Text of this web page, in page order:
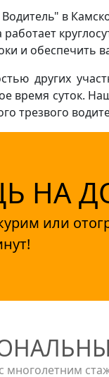
в
и обеспечить
других
время суток.
трезвого
НА
или
многолетним